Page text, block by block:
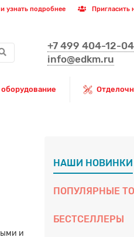
узнать подробнее Пригласить
+7 499 404-12-04
info@edkm.ru
и
НАШИ НОВИНКИ
ПОПУЛЯРНЫЕ
БЕСТСЕЛЛЕРЫ